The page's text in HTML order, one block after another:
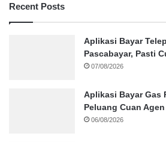
Recent Posts
Aplikasi Bayar
Pascabayar, Pasti
07/08/2026
Aplikasi Bayar Gas
Peluang Cuan Agen
06/08/2026